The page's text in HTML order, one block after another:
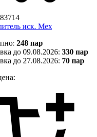
иск. Мех
248 пар
до 09.08.2026: 330 пар
до 27.08.2026: 70 пар